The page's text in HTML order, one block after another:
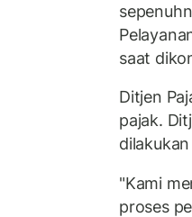
saat
Ditjen
pajak.
"Kami
proses